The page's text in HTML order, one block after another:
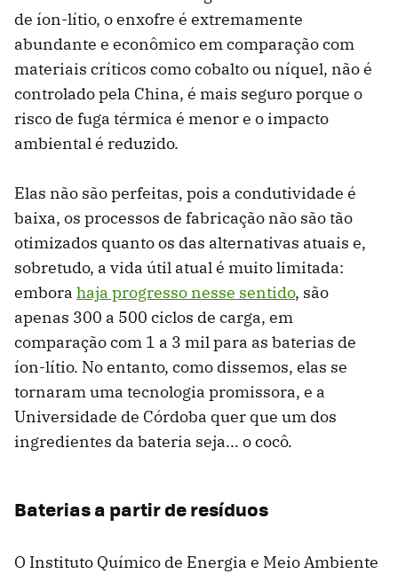
de íon-lítio, o enxofre é extremamente
abundante e econômico em comparação com
materiais críticos como cobalto ou níquel, não é
controlado pela China, é mais seguro porque o
risco de fuga térmica é menor e o impacto
ambiental é reduzido.
Elas não são perfeitas, pois a condutividade é
baixa, os processos de fabricação não são tão
otimizados quanto os das alternativas atuais e,
sobretudo, a vida útil atual é muito limitada:
embora haja progresso nesse sentido, são
apenas 300 a 500 ciclos de carga, em
comparação com 1 a 3 mil para as baterias de
íon-lítio. No entanto, como dissemos, elas se
tornaram uma tecnologia promissora, e a
Universidade de Córdoba quer que um dos
ingredientes da bateria seja... o cocô.
Baterias a partir de resíduos
O Instituto Químico de Energia e Meio Ambiente